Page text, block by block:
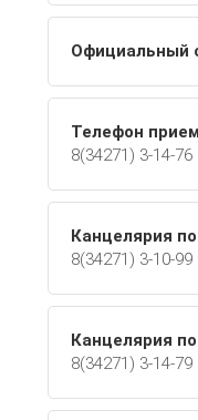
Официальный
Телефон
8(34271) 3-14-76
Канцелярия
8(34271) 3-10-99
Канцелярия
8(34271) 3-14-79